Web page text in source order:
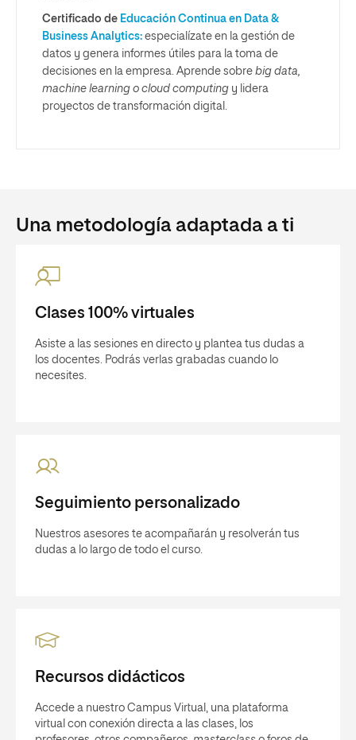
Certificado de Educación Continua en Data &
Business Analytics: especialízate en la gestión de
datos y genera informes útiles para la toma de
decisiones en la empresa. Aprende sobre big data,
machine learning o cloud computing y lidera
proyectos de transformación digital.
Una metodología adaptada a ti
Clases 100% virtuales
Asiste a las sesiones en directo y plantea tus dudas a
los docentes. Podrás verlas grabadas cuando lo
necesites.
Seguimiento personalizado
Nuestros asesores te acompañarán y resolverán tus
dudas a lo largo de todo el curso.
Recursos didácticos
Accede a nuestro Campus Virtual, una plataforma
virtual con conexión directa a las clases, los